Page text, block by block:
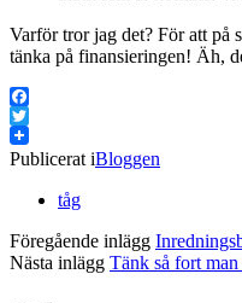
Varför tror jag det? För att på
tänka på finansieringen! Äh,
Facebook
Twitter
Publicerat iBloggen
tåg
Föregående inlägg
Nästa inlägg Tänk så fort